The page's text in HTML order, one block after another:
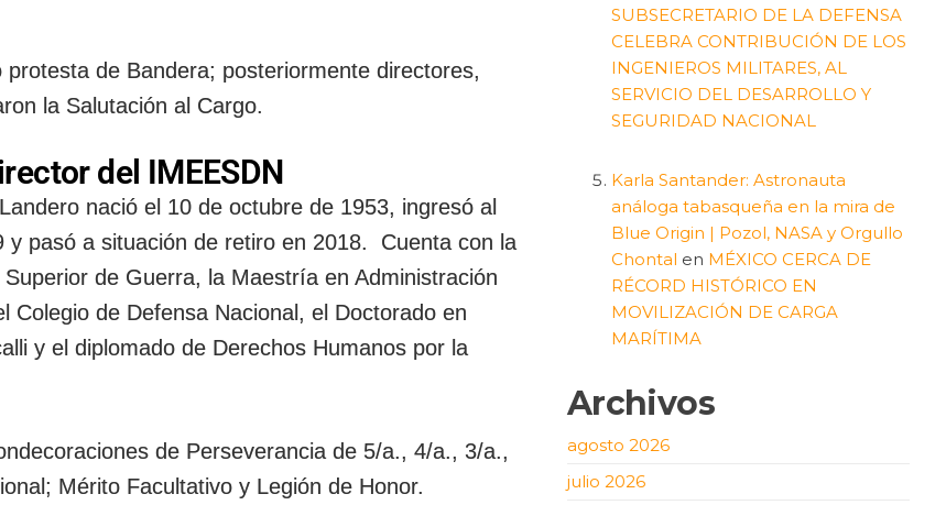
de Bandera; posteriormente directores,
la Salutación al Cargo.
del IMEESDN
nació el 10 de octubre de 1953, ingresó al
pasó a situación de retiro en 2018. Cuenta con la
de Guerra, la Maestría en Administración
Colegio de Defensa Nacional, el Doctorado en
y el diplomado de Derechos Humanos por la
de Perseverancia de 5/a., 4/a., 3/a.,
Mérito Facultativo y Legión de Honor.
SUBSECRETARIO DE LA DEFENSA
CELEBRA CONTRIBUCIÓN DE LOS
INGENIEROS MILITARES, AL
SERVICIO DEL DESARROLLO Y
SEGURIDAD NACIONAL
Karla Santander: Astronauta
análoga tabasqueña en la mira de
Blue Origin | Pozol, NASA y Orgullo
Chontal en MÉXICO CERCA DE
RÉCORD HISTÓRICO EN
MOVILIZACIÓN DE CARGA
MARÍTIMA
Archivos
agosto 2026
julio 2026